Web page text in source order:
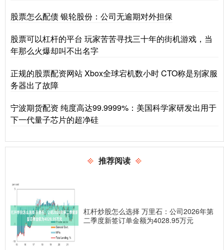
股票怎么配债 银轮股份：公司无逾期对外担保
股票可以杠杆的平台 玩家苦苦寻找三十年的街机游戏，当
年那么火爆却叫不出名字
正规的股票配资网站 Xbox全球宕机数小时 CTO称是别家服
务器出了故障
宁波期货配资 纯度高达99.9999%：美国科学家研发出用于
下一代量子芯片的超净硅
推荐阅读
杠杆炒股怎么选择 万里石：公司2026年第
二季度新签订单金额为4028.95万元